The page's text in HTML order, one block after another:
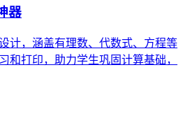
器
计，涵盖有理数、代数式、方程等
和打印，助力学生巩固计算基础，